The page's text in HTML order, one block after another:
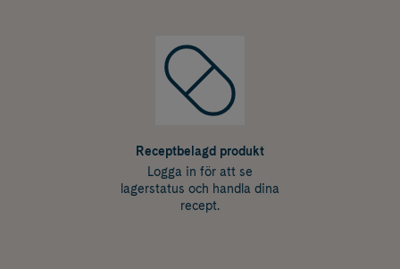
Receptbelagd produkt
Logga in för att se
lagerstatus och handla dina
recept.